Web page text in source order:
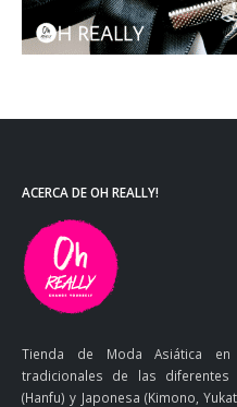
ACERCA DE OH REALLY!
Tienda de Moda Asiática
tradicionales de las diferentes
(Hanfu) y Japonesa (Kimono,